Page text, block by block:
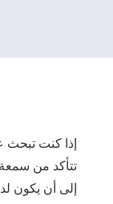
إذا كنت تبحث
تتأكد من
إلى أن يكون